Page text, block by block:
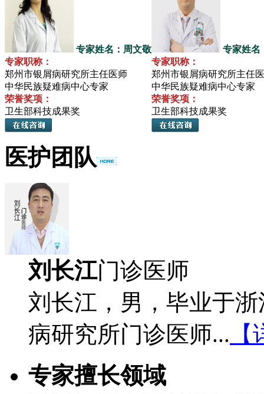
专家姓名：周文敬
专家职称：
郑州市银屑病研究所主任医师
中华民族疑难病中心专家
荣誉奖项：
卫生部科技成果奖
专家姓名
专家职称：
郑州市银屑病研究所主任
中华民族疑难病中心专家
荣誉奖项：
卫生部科技成果奖
医护团队
刘长江门诊医师
刘长江，男，毕业于
病研究所门诊医师...
专家擅长领域